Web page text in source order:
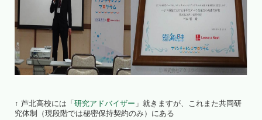
↑ 芦北高校には「 研究アドバイザー 」就きますが、これまた共同研
究体制（現段階では秘密保持契約のみ）にある